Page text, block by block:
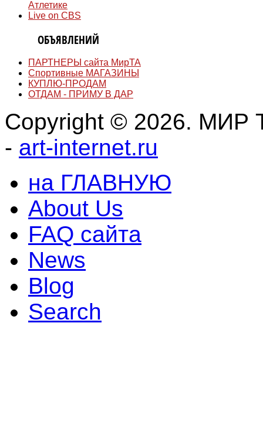
Атлетике
Live on CBS
ОБЪЯВЛЕНИЙ
ПАРТНЕРЫ сайта МирТА
Спортивные МАГАЗИНЫ
КУПЛЮ-ПРОДАМ
ОТДАМ - ПРИМУ В ДАР
Copyright © 2026. МИР
- art-internet.ru
на ГЛАВНУЮ
About Us
FAQ сайта
News
Blog
Search